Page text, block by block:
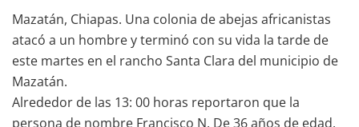
Mazatán, Chiapas. Una colonia de abejas africanistas
atacó a un hombre y terminó con su vida la tarde de
este martes en el rancho Santa Clara del municipio de
Mazatán.
Alrededor de las 13: 00 horas reportaron que la
persona de nombre Francisco N. De 36 años de edad,